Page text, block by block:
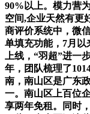
90%以上。模力营
空间,企业天然有更
商评价系统中，微
单填充功能，7月以
上线，“羽超”进一
年，团队梳理了
南，南山区是广东
一。南山区上百位
享两年免租。同时